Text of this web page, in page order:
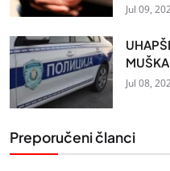
Jul 09,
Jul 08,
Preporučeni članci